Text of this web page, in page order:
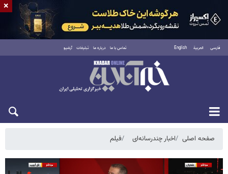
فارسی العربية English تماس با ما درباره ما تبلیغات آرشیو
جمعه ۱۶ مرداد ۱۴۰۵
صفحه اصلی اخبار چندرسانه‌ای فیلم
×